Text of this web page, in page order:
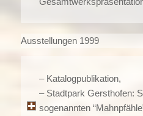
Ausstellungen 1999
– Katalogpublikation,
– Stadtpark Gersthofen:
sogenannten